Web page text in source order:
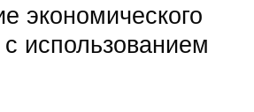
экономического
использованием